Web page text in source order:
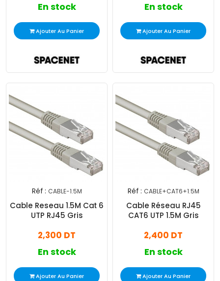
En stock
Ajouter Au Panier
En stock
Ajouter Au Panier
Réf : CABLE-1.5M
Cable Reseau 1.5M Cat 6
UTP RJ45 Gris
2,300 DT
En stock
Ajouter Au Panier
Réf : CABLE+CAT6+1.5M
Cable Réseau RJ45
CAT6 UTP 1.5M Gris
2,400 DT
En stock
Ajouter Au Panier